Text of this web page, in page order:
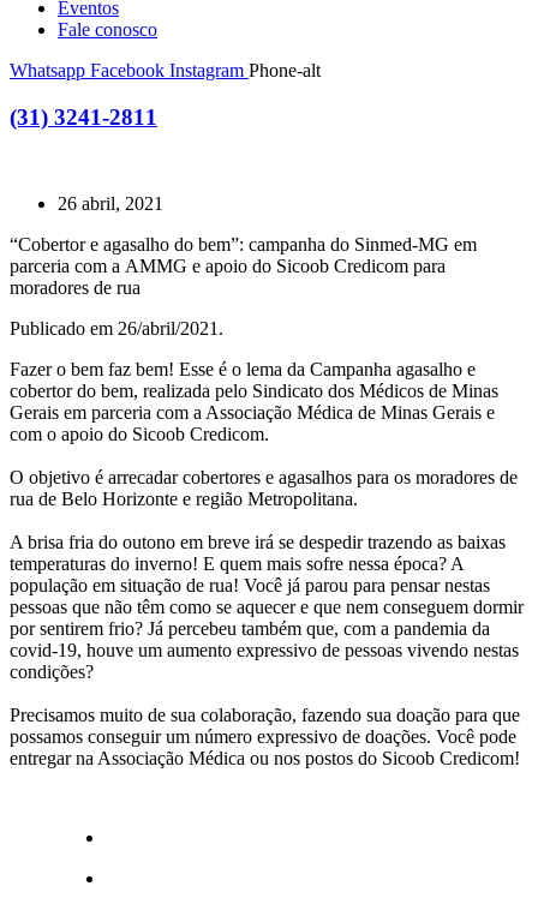
Eventos
Fale conosco
Whatsapp Facebook Instagram Phone-alt
(31) 3241-2811
26 abril, 2021
“Cobertor e agasalho do bem”: campanha do Sinmed-MG em
parceria com a AMMG e apoio do Sicoob Credicom para
moradores de rua
Publicado em 26/abril/2021.
Fazer o bem faz bem! Esse é o lema da Campanha agasalho e
cobertor do bem, realizada pelo Sindicato dos Médicos de Minas
Gerais em parceria com a Associação Médica de Minas Gerais e
com o apoio do Sicoob Credicom.
O objetivo é arrecadar cobertores e agasalhos para os moradores de
rua de Belo Horizonte e região Metropolitana.
A brisa fria do outono em breve irá se despedir trazendo as baixas
temperaturas do inverno! E quem mais sofre nessa época? A
população em situação de rua! Você já parou para pensar nestas
pessoas que não têm como se aquecer e que nem conseguem dormir
por sentirem frio? Já percebeu também que, com a pandemia da
covid-19, houve um aumento expressivo de pessoas vivendo nestas
condições?
Precisamos muito de sua colaboração, fazendo sua doação para que
possamos conseguir um número expressivo de doações. Você pode
entregar na Associação Médica ou nos postos do Sicoob Credicom!